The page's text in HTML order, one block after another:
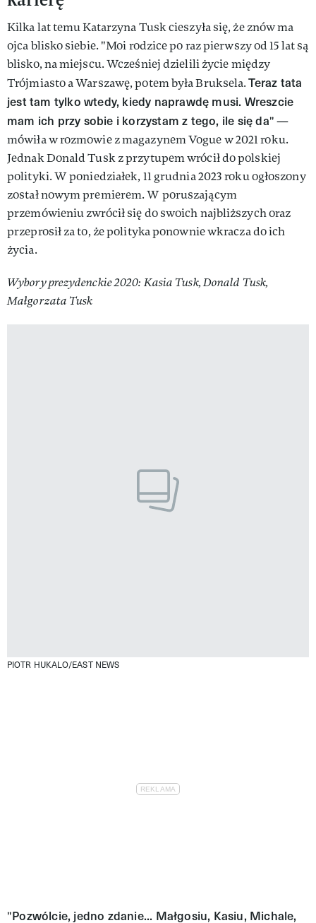
Kilka lat temu Katarzyna Tusk cieszyła się, że znów ma
ojca blisko siebie. "Moi rodzice po raz pierwszy od 15 lat są
blisko, na miejscu. Wcześniej dzielili życie między
Trójmiasto a Warszawę, potem była Bruksela.Teraz tata
jest tam tylko wtedy, kiedy naprawdę musi. Wreszcie
mam ich przy sobie i korzystam z tego, ile się da" —
mówiła w rozmowie z magazynem Vogue w 2021 roku.
Jednak Donald Tusk z przytupem wrócił do polskiej
polityki. W poniedziałek, 11 grudnia 2023 roku ogłoszony
został nowym premierem. W poruszającym
przemówieniu zwrócił się do swoich najbliższych oraz
przeprosił za to, że polityka ponownie wkracza do ich
życia.
Wybory prezydenckie 2020: Kasia Tusk, Donald Tusk,
Małgorzata Tusk
PIOTR HUKALO/EAST NEWS
"Pozwólcie, jedno zdanie... Małgosiu, Kasiu, Michale,